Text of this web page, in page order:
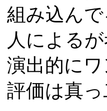
組み込ん
人による
演出的に
評価は真